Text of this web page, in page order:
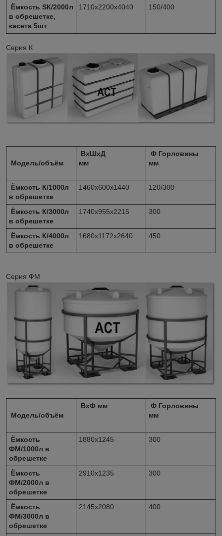
Ёмкость SК/2000л
в обрешетке,
касета 5шт
1710х2200х4040 150/400
Серия К
Модель/объём
ВхШхД
мм
Ф Горловины
мм
Ёмкость К/1000л
в обрешетке
1460х600х1440 120/300
Ёмкость К/3000л
в обрешетке
1740х955х2215 300
Ёмкость К/4000л
в обрешетке
1680х1172х2640 450
Серия ФМ
Модель/объём
ВхФ мм
Ф Горловины
мм
Ёмкость
ФМ/1000л в
обрешетке
1880х1245 300
Ёмкость
ФМ/2000л в
обрешетке
2910х1235 300
Ёмкость
ФМ/3000л в
обрешетке
2145х2080 400